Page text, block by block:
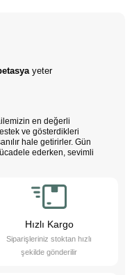
yeter
en değerli
ve gösterdikleri
hale getirirler. Gün
ederken, sevimli
yaşam süreriz; düzenli
daha düzenli hale
yakından tanımak
bize sağladığı bu
şekilde hizmet etmek için
Hızlı Kargo
Siparişleriniz stoktan hızlı
şekilde gönderilir